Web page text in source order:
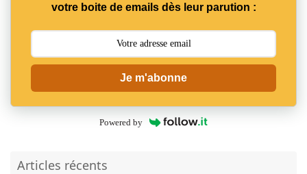
votre boite de emails dès leur parution :
Je m'abonne
Powered by
Articles récents